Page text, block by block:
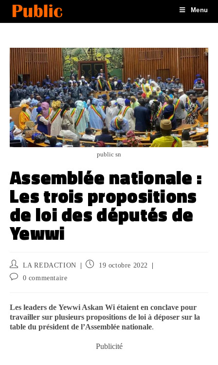
Menu
public sn
Assemblée nationale :
Les trois propositions
de loi des députés de
Yewwi
LA REDACTION
19 octobre 2022
0 commentaire
Les leaders de Yewwi Askan Wi étaient en conclave pour
travailler sur plusieurs propositions de loi à déposer sur la
table du président de l’Assemblée nationale.
Publicité